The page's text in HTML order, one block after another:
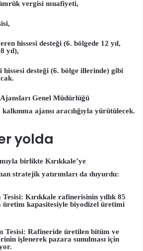
vergisi muafiyeti
hissesi desteği (6. bölgede 12 yıl,
yıl),
desteği (6. bölge illerinde) gibi
Genel Müdürlüğü
ajansı aracılığıyla yürütülecek.
yolda
birlikte Kırıkkale’ye
stratejik yatırımları da duyurdu:
Kırıkkale rafinerisinin yıllık 85
üretim kapasitesiyle biyodizel üretimi
Tesisi: Rafineride üretilen bitüm ve
işlenerek pazara sunulması için